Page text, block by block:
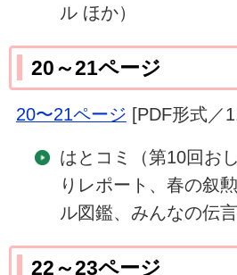
ル ほか）
20～21ページ
20〜21ページ [PDF形式／
はとコミ（第10回お
りレポート、春の叙
ル図鑑、みんなの伝言
22～23ページ